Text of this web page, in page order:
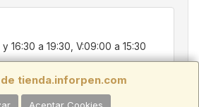
tienda.inforpen.com
16:30 a 19:30, V:09:00 a 15:30
Montequinto - Dos Hermanas, SEVILLA,